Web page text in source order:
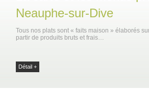
Neauphe-sur-Dive
Tous nos plats sont « faits maison » élaborés
partir de produits bruts et frais…
Détail +